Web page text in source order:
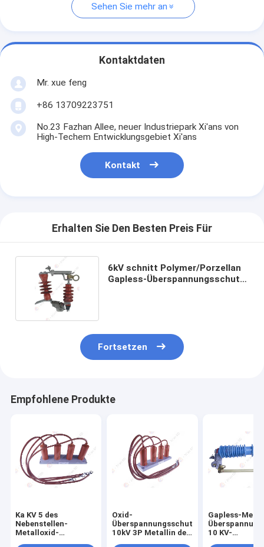
Sehen Sie mehr an
Kontaktdaten
Mr. xue feng
+86 13709223751
No.23 Fazhan Allee, neuer Industriepark Xi'ans von
High-Techem Entwicklungsgebiet Xi'ans
Kontakt
Erhalten Sie Den Besten Preis Für
6kV schnitt Polymer/Porzellan
Gapless-Überspannungsschutz
Fortsetzen
Empfohlene Produkte
Ka KV 5 des
Nebenstellen-
Metalloxid-
Oxid-
Überspannungsschutz
10kV 3P Metallin der
Gapless-
10 KV-